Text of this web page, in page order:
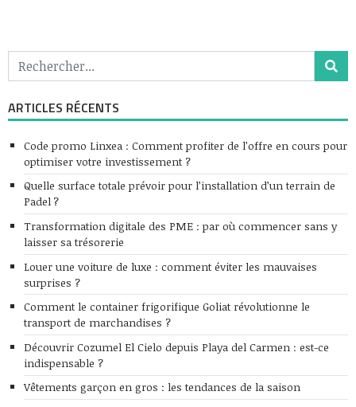
ARTICLES RÉCENTS
Code promo Linxea : Comment profiter de l’offre en cours pour
optimiser votre investissement ?
Quelle surface totale prévoir pour l’installation d’un terrain de
Padel ?
Transformation digitale des PME : par où commencer sans y
laisser sa trésorerie
Louer une voiture de luxe : comment éviter les mauvaises
surprises ?
Comment le container frigorifique Goliat révolutionne le
transport de marchandises ?
Découvrir Cozumel El Cielo depuis Playa del Carmen : est-ce
indispensable ?
Vêtements garçon en gros : les tendances de la saison